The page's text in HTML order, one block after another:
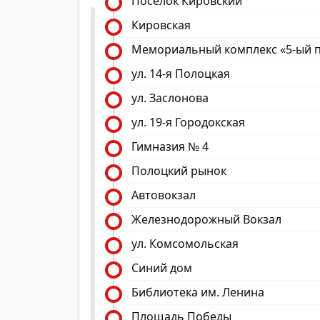
Кировская
Мемориальный комплекс «5-ый
ул. 14-я Полоцкая
ул. Заслонова
ул. 19-я Городокская
Гимназия № 4
Полоцкий рынок
Автовокзал
Железнодорожный Вокзал
ул. Комсомольская
Синий дом
Библиотека им. Ленина
Площадь Победы